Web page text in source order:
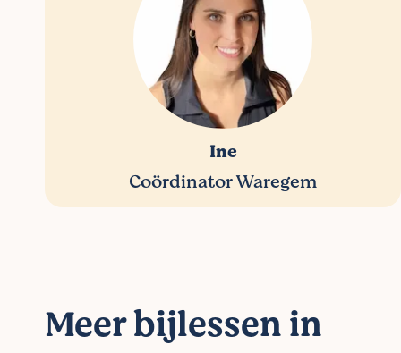
Ine
Coördinator Waregem
Meer bijlessen in